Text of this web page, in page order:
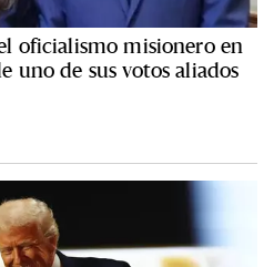
oficialismo misionero en
uno de sus votos aliados